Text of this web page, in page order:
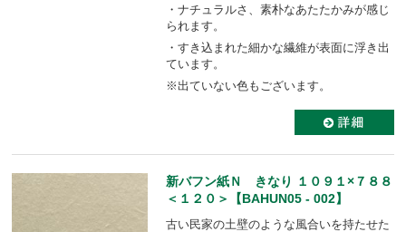
・ナチュラルさ、素朴なあたたかみが感じ
られます。
・すき込まれた細かな繊維が表面に浮き出
ています。
※出ていない色もございます。
新バフン紙Ｎ きなり １０９１×７８８
＜１２０＞【BAHUN05 - 002】
古い民家の土壁のような風合いを持たせた